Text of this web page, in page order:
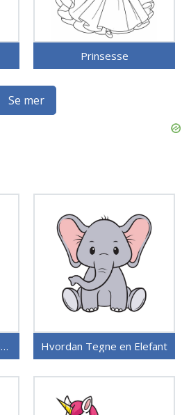
Prinsesse
Se mer
Hvordan Tegne en Vannmelon Hvordan Tegne en Elefant